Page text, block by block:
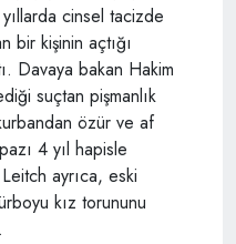
cinsel tacizde
bir kişinin açtığı
Davaya bakan Hakim
suçtan pişmanlık
özür ve af
4 yıl hapisle
ayrıca, eski
kız torununu